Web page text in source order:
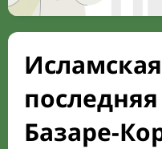
Базаре-